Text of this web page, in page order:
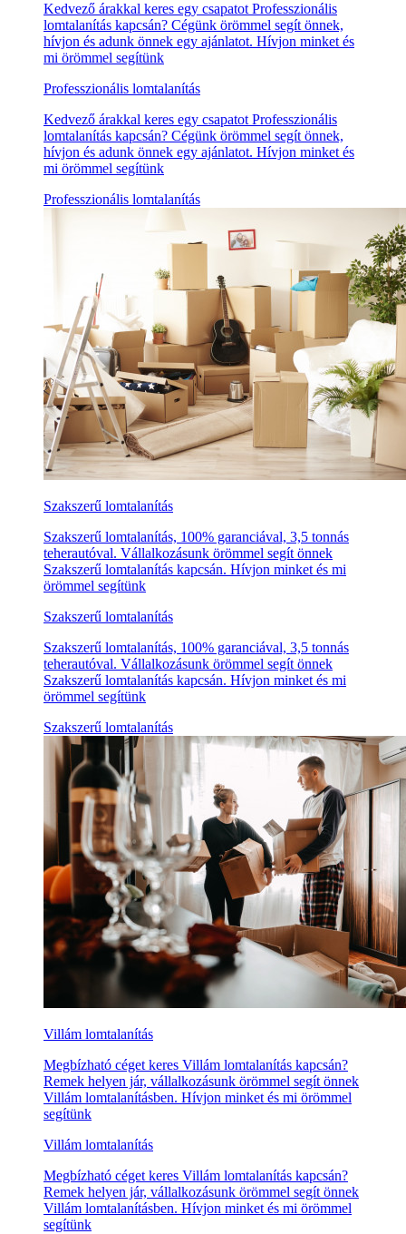
Kedvező árakkal keres egy csapatot Professzionális
lomtalanítás kapcsán? Cégünk örömmel segít önnek,
hívjon és adunk önnek egy ajánlatot. Hívjon minket és
mi örömmel segítünk
Professzionális lomtalanítás
Kedvező árakkal keres egy csapatot Professzionális
lomtalanítás kapcsán? Cégünk örömmel segít önnek,
hívjon és adunk önnek egy ajánlatot. Hívjon minket és
mi örömmel segítünk
Professzionális lomtalanítás
Szakszerű lomtalanítás
Szakszerű lomtalanítás, 100% garanciával, 3,5 tonnás
teherautóval. Vállalkozásunk örömmel segít önnek
Szakszerű lomtalanítás kapcsán. Hívjon minket és mi
örömmel segítünk
Szakszerű lomtalanítás
Szakszerű lomtalanítás, 100% garanciával, 3,5 tonnás
teherautóval. Vállalkozásunk örömmel segít önnek
Szakszerű lomtalanítás kapcsán. Hívjon minket és mi
örömmel segítünk
Szakszerű lomtalanítás
Villám lomtalanítás
Megbízható céget keres Villám lomtalanítás kapcsán?
Remek helyen jár, vállalkozásunk örömmel segít önnek
Villám lomtalanításben. Hívjon minket és mi örömmel
segítünk
Villám lomtalanítás
Megbízható céget keres Villám lomtalanítás kapcsán?
Remek helyen jár, vállalkozásunk örömmel segít önnek
Villám lomtalanításben. Hívjon minket és mi örömmel
segítünk